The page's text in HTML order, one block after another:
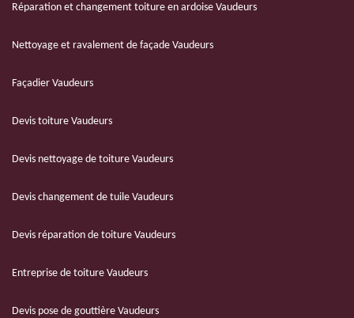
Réparation et changement toiture en ardoise Vaudeurs
Nettoyage et ravalement de façade Vaudeurs
Façadier Vaudeurs
Devis toiture Vaudeurs
Devis nettoyage de toiture Vaudeurs
Devis changement de tuile Vaudeurs
Devis réparation de toiture Vaudeurs
Entreprise de toiture Vaudeurs
Devis pose de gouttière Vaudeurs